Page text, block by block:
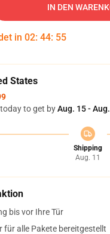
IN DEN
in 02: 44: 54
States
to get byAug. 15 -
Shipping
Aug. 11
bis vor Ihre Tür
für alle Pakete bereitgestellt